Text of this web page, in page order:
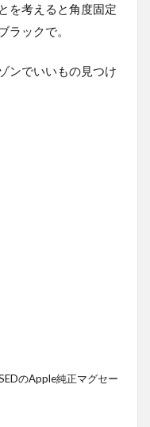
を考えると角度固定
ラックで。
ンでいいもの見つけ
のApple純正マグセー